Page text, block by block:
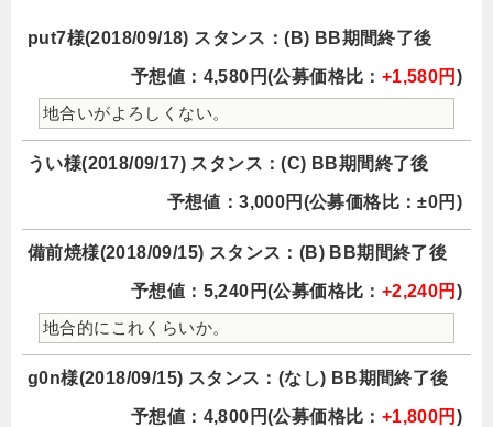
put7様(2018/09/18) スタンス：(B) BB期間終了後
予想値：4,580円(公募価格比： +1,580円 )
地合いがよろしくない。
うい様(2018/09/17) スタンス：(C) BB期間終了後
予想値：3,000円(公募価格比：±0円)
備前焼様(2018/09/15) スタンス：(B) BB期間終了後
予想値：5,240円(公募価格比： +2,240円 )
地合的にこれくらいか。
g0n様(2018/09/15) スタンス：(なし) BB期間終了後
予想値：4,800円(公募価格比： +1,800円 )